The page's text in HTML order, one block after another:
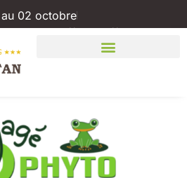
02 octobre
Saissac // Aude //